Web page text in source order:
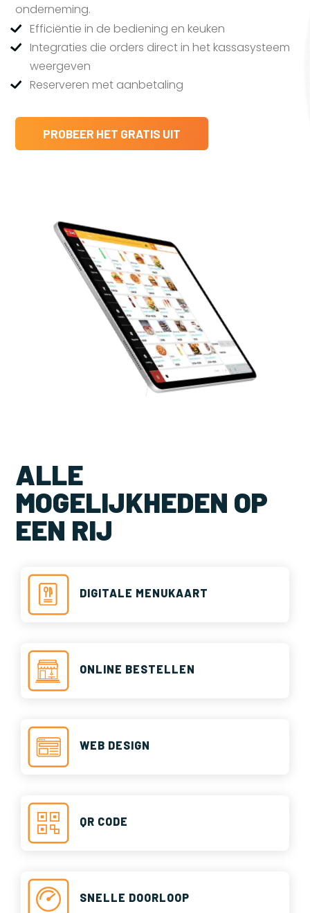
onderneming.
Efficiëntie in de bediening en keuken
Integraties die orders direct in het kassasysteem
weergeven
Reserveren met aanbetaling
PROBEER HET GRATIS UIT
ALLE
MOGELIJKHEDEN OP
EEN RIJ
DIGITALE MENUKAART
ONLINE BESTELLEN
WEB DESIGN
QR CODE
SNELLE DOORLOOP